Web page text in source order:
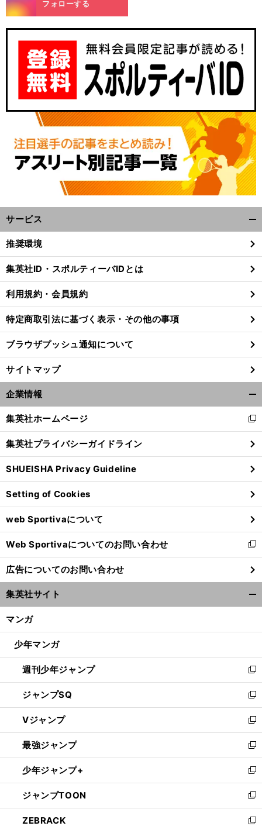
前
フォローする
サービス
閉
る
推奨環境
集英社ID・スポルティーバIDとは
利用規約・会員規約
特定商取引法に基づく表示・その他の事項
ブラウザプッシュ通知について
サイトマップ
企業情報
閉
る
集英社ホームページ
新
し
い
ウ
ィ
ン
ド
ウ
で
開
く
集英社プライバシーガイドライン
SHUEISHA Privacy Guideline
Setting of Cookies
web Sportivaについて
Web Sportivaについてのお問い合わせ
新
し
い
ウ
ィ
ン
ウ
開
く
広告についてのお問い合わせ
集英社サイト
マンガ
少年マンガ
週刊少年ジャンプ
新
し
い
ウ
ィ
ン
ド
ウ
で
開
く
ジャンプSQ
新
し
い
ウ
ィ
ン
ド
ウ
で
開
く
Vジャンプ
新
し
い
ウ
ィ
ン
ド
ウ
で
最強ジャンプ
新
し
い
ウ
ィ
ン
ド
少年ジャンプ+
新
し
い
ウ
ィ
ジャンプTOON
新
し
い
ZEBRACK
新